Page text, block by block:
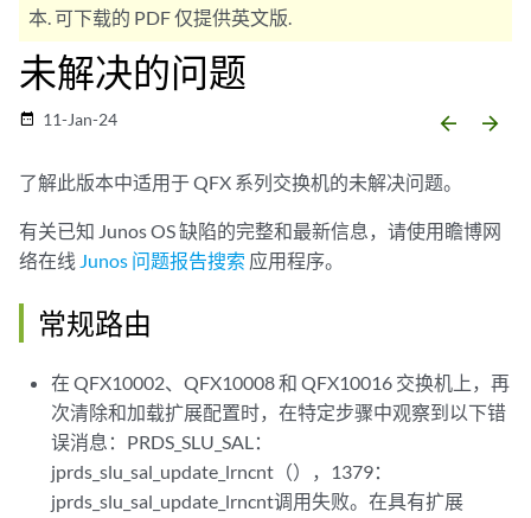
本. 可下载的 PDF 仅提供英文版.
未解决的问题
date_range 11-Jan-24 arrow_backward arrow_forward
了解此版本中适用于 QFX 系列交换机的未解决问题。
有关已知 Junos OS 缺陷的完整和最新信息，请使用瞻博网
络在线 Junos 问题报告搜索 应用程序。
常规路由
在 QFX10002、QFX10008 和 QFX10016 交换机上，再
次清除和加载扩展配置时，在特定步骤中观察到以下错
误消息：PRDS_SLU_SAL：
jprds_slu_sal_update_lrncnt（），1379：
jprds_slu_sal_update_lrncnt调用失败。在具有扩展